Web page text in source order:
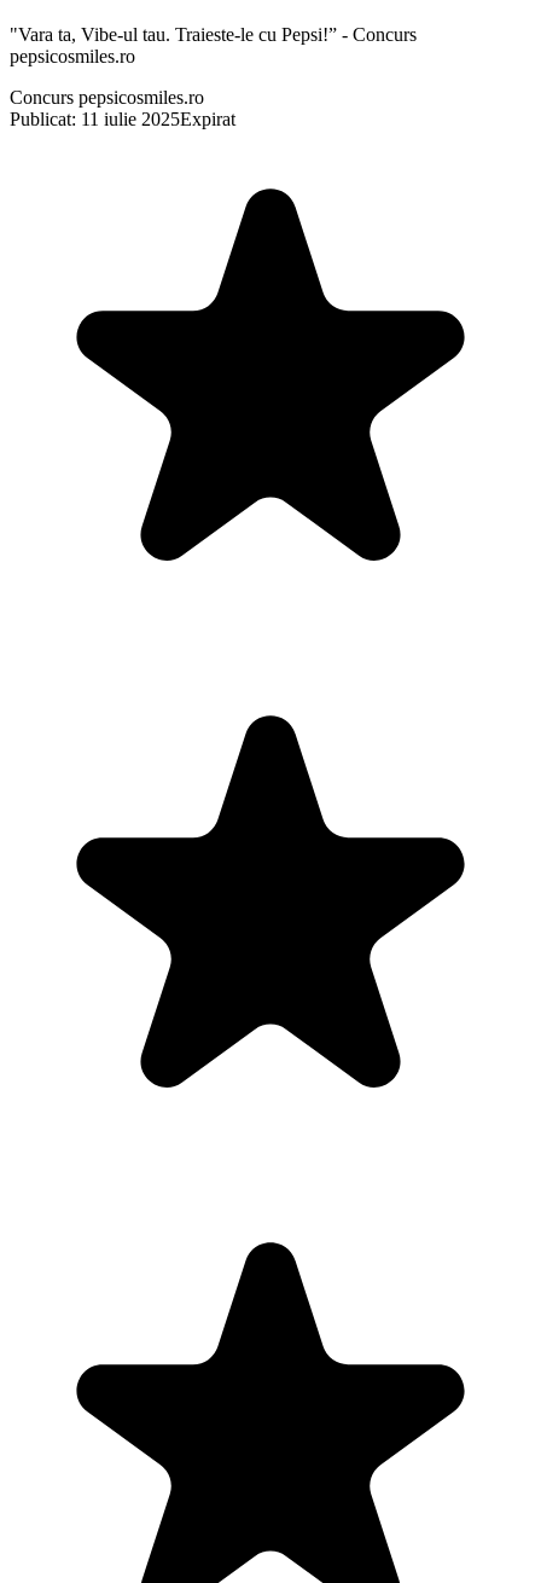
"Vara ta, Vibe-ul tau. Traieste-le cu Pepsi!” - Concurs
pepsicosmiles.ro
Concurs pepsicosmiles.ro
Publicat: 11 iulie 2025Expirat